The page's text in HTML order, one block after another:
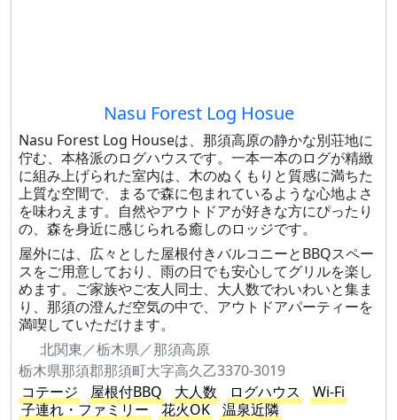
Nasu Forest Log Hosue
Nasu Forest Log Houseは、那須高原の静かな別荘地に
佇む、本格派のログハウスです。一本一本のログが精緻
に組み上げられた室内は、木のぬくもりと質感に満ちた
上質な空間で、まるで森に包まれているような心地よさ
を味わえます。自然やアウトドアが好きな方にぴったり
の、森を身近に感じられる癒しのロッジです。
屋外には、広々とした屋根付きバルコニーとBBQスペー
スをご用意しており、雨の日でも安心してグリルを楽し
めます。ご家族やご友人同士、大人数でわいわいと集ま
り、那須の澄んだ空気の中で、アウトドアパーティーを
満喫していただけます。
北関東／栃木県／那須高原
栃木県那須郡那須町大字高久乙3370-3019
コテージ
屋根付BBQ 大人数 ログハウス
Wi-Fi
子連れ・ファミリー
花火OK
温泉近隣